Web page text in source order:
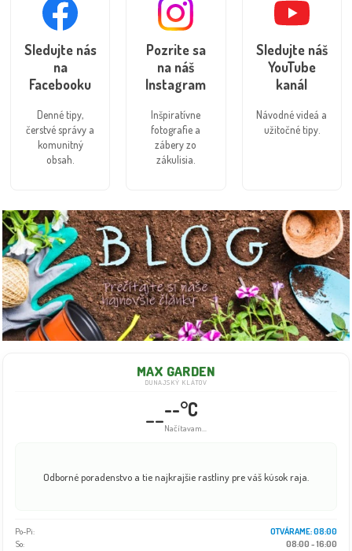
MAX GARDEN
DUNAJSKÝ KLÁTOV
----°C
Načítavam...
Odborné poradenstvo a tie najkrajšie rastliny pre váš kúsok raja.
Po-Pi:
OTVÁRAME: 08:00
So:
08:00 - 16:00
Sledujte nás
na
Facebooku
Denné tipy,
čerstvé správy a
komunitný
obsah.
Pozrite sa
na náš
Instagram
Inšpiratívne
fotografie a
zábery zo
zákulisia.
Sledujte náš
YouTube
kanál
Návodné videá a
užitočné tipy.